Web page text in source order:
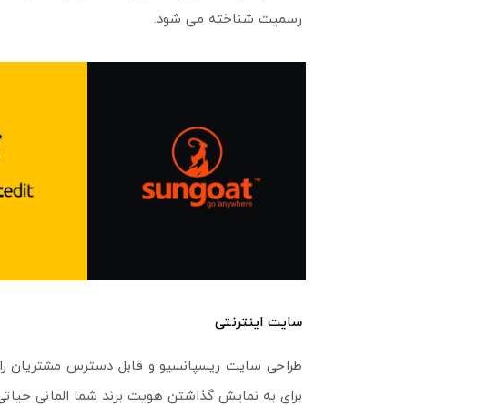
رسمیت شناخته می شود.
سایت اینترنتی
طراحی سایت ریسپانسیو و قابل دسترس مشتریان
برای به نمایش گذاشتن هویت برند شما المانی